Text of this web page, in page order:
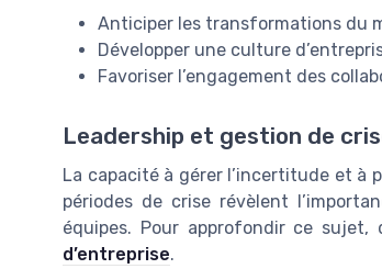
Anticiper les transformations du
Développer une culture
Favoriser l’engagement des
Leadership et gestion de
La capacité à gérer l’incertitude et à
périodes de crise révèlent
équipes. Pour approfondir ce sujet,
d’entreprise.